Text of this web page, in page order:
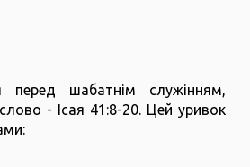
шабатнім служінням,
- Ісая 41:8-20. Цей уривок